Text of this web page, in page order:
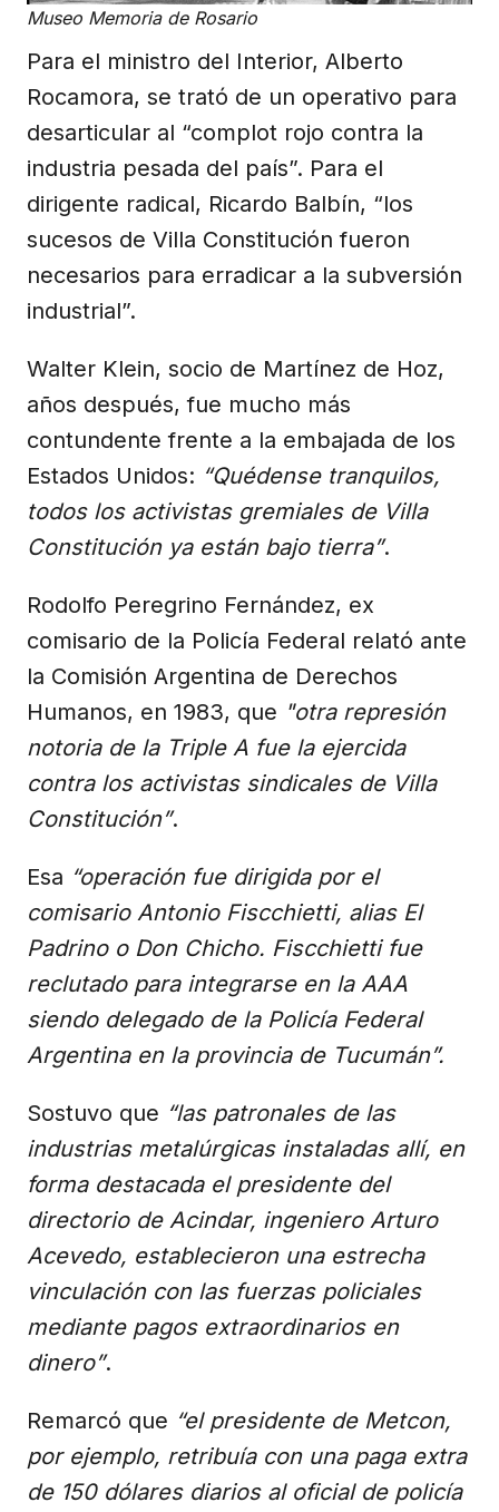
Museo Memoria de Rosario
Para el ministro del Interior, Alberto
Rocamora, se trató de un operativo para
desarticular al “complot rojo contra la
industria pesada del país”. Para el
dirigente radical, Ricardo Balbín, “los
sucesos de Villa Constitución fueron
necesarios para erradicar a la subversión
industrial”.
Walter Klein, socio de Martínez de Hoz,
años después, fue mucho más
contundente frente a la embajada de los
Estados Unidos: “Quédense tranquilos,
todos los activistas gremiales de Villa
Constitución ya están bajo tierra”.
Rodolfo Peregrino Fernández, ex
comisario de la Policía Federal relató ante
la Comisión Argentina de Derechos
Humanos, en 1983, que "otra represión
notoria de la Triple A fue la ejercida
contra los activistas sindicales de Villa
Constitución”.
Esa “operación fue dirigida por el
comisario Antonio Fiscchietti, alias El
Padrino o Don Chicho. Fiscchietti fue
reclutado para integrarse en la AAA
siendo delegado de la Policía Federal
Argentina en la provincia de Tucumán”.
Sostuvo que “las patronales de las
industrias metalúrgicas instaladas allí, en
forma destacada el presidente del
directorio de Acindar, ingeniero Arturo
Acevedo, establecieron una estrecha
vinculación con las fuerzas policiales
mediante pagos extraordinarios en
dinero”.
Remarcó que “el presidente de Metcon,
por ejemplo, retribuía con una paga extra
de 150 dólares diarios al oficial de policía